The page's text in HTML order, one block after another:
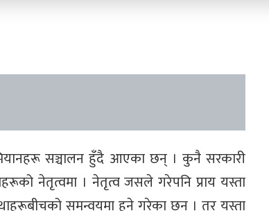
सञ्चालन हुँदै आएका छन् । कुनै सरकारी
नेतृत्वमा । नेतृत्व जसले गरेपनि प्राय यस्ता